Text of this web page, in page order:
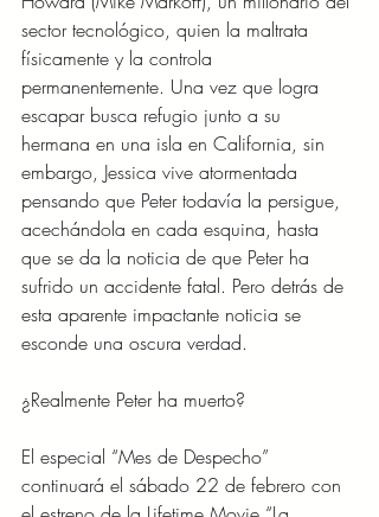
sector tecnológico, quien la maltrata
físicamente y la controla
permanentemente. Una vez que logra
escapar busca refugio junto a su
hermana en una isla en California, sin
embargo, Jessica vive atormentada
pensando que Peter todavía la persigue,
acechándola en cada esquina, hasta
que se da la noticia de que Peter ha
sufrido un accidente fatal. Pero detrás de
esta aparente impactante noticia se
esconde una oscura verdad.
¿Realmente Peter ha muerto?
El especial “Mes de Despecho”
continuará el sábado 22 de febrero con